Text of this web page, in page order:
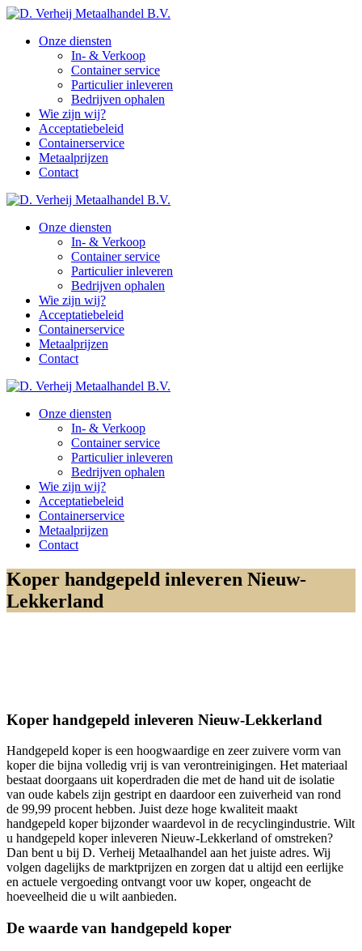
Onze diensten
In- & Verkoop
Container service
Particulier inleveren
Bedrijven ophalen
Wie zijn wij?
Acceptatiebeleid
Containerservice
Metaalprijzen
Contact
Onze diensten
In- & Verkoop
Container service
Particulier inleveren
Bedrijven ophalen
Wie zijn wij?
Acceptatiebeleid
Containerservice
Metaalprijzen
Contact
Onze diensten
In- & Verkoop
Container service
Particulier inleveren
Bedrijven ophalen
Wie zijn wij?
Acceptatiebeleid
Containerservice
Metaalprijzen
Contact
Koper handgepeld inleveren Nieuw-
Lekkerland
Koper handgepeld inleveren Nieuw-Lekkerland
Handgepeld koper is een hoogwaardige en zeer zuivere vorm van
koper die bijna volledig vrij is van verontreinigingen. Het materiaal
bestaat doorgaans uit koperdraden die met de hand uit de isolatie
van oude kabels zijn gestript en daardoor een zuiverheid van rond
de 99,99 procent hebben. Juist deze hoge kwaliteit maakt
handgepeld koper bijzonder waardevol in de recyclingindustrie. Wilt
u handgepeld koper inleveren Nieuw-Lekkerland of omstreken?
Dan bent u bij D. Verheij Metaalhandel aan het juiste adres. Wij
volgen dagelijks de marktprijzen en zorgen dat u altijd een eerlijke
en actuele vergoeding ontvangt voor uw koper, ongeacht de
hoeveelheid die u wilt aanbieden.
De waarde van handgepeld koper